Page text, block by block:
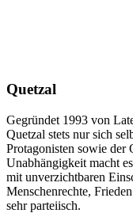
Quetzal
Gegründet 1993 von
Quetzal stets nur sich
Protagonisten sowie
Unabhängigkeit macht
mit unverzichtbaren
Menschenrechte,
sehr parteiisch.